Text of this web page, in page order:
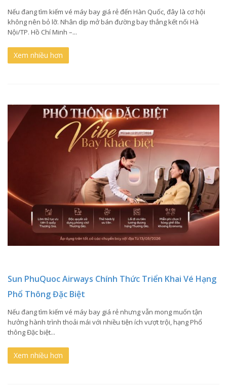
Nếu đang tìm kiếm vé máy bay giá rẻ đến Hàn Quốc, đây là cơ hội
không nên bỏ lỡ. Nhân dịp mở bán đường bay thẳng kết nối Hà
Nội/TP. Hồ Chí Minh –...
Xem nhiều hơn
Sun PhuQuoc Airways Chính Thức Triển Khai Vé Hạng
Phổ Thông Đặc Biệt
Nếu đang tìm kiếm vé máy bay giá rẻ nhưng vẫn mong muốn tận
hưởng hành trình thoải mái với nhiều tiện ích vượt trội, hạng Phổ
thông Đặc biệt...
Xem nhiều hơn